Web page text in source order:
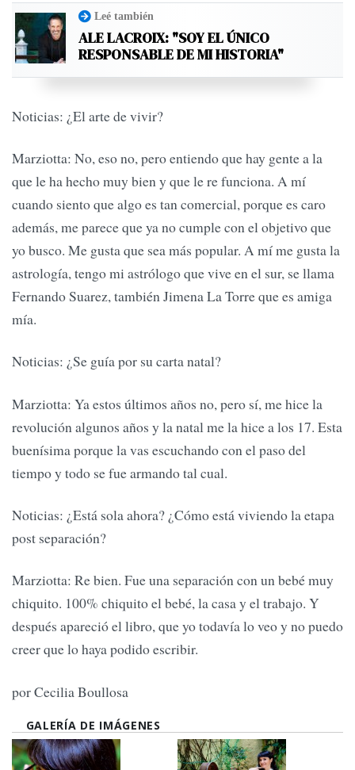
Leé también
ALE LACROIX: "SOY EL ÚNICO
RESPONSABLE DE MI HISTORIA"
Noticias: ¿El arte de vivir?
Marziotta: No, eso no, pero entiendo que hay gente a la
que le ha hecho muy bien y que le re funciona. A mí
cuando siento que algo es tan comercial, porque es caro
además, me parece que ya no cumple con el objetivo que
yo busco. Me gusta que sea más popular. A mí me gusta la
astrología, tengo mi astrólogo que vive en el sur, se llama
Fernando Suarez, también Jimena La Torre que es amiga
mía.
Noticias: ¿Se guía por su carta natal?
Marziotta: Ya estos últimos años no, pero sí, me hice la
revolución algunos años y la natal me la hice a los 17. Esta
buenísima porque la vas escuchando con el paso del
tiempo y todo se fue armando tal cual.
Noticias: ¿Está sola ahora? ¿Cómo está viviendo la etapa
post separación?
Marziotta: Re bien. Fue una separación con un bebé muy
chiquito. 100% chiquito el bebé, la casa y el trabajo. Y
después apareció el libro, que yo todavía lo veo y no puedo
creer que lo haya podido escribir.
por Cecilia Boullosa
GALERÍA DE IMÁGENES